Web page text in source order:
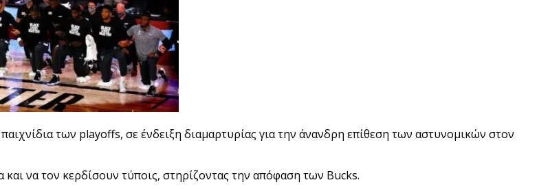
των playoffs, σε ένδειξη διαμαρτυρίας για την άνανδρη επίθεση των αστυνομικών στον
να τον κερδίσουν τύποις, στηρίζοντας την απόφαση των Bucks.